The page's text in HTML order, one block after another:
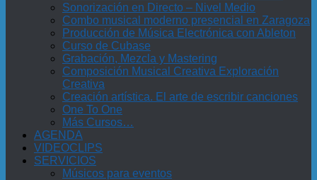
Sonorización en Directo – Nivel Medio
Combo musical moderno presencial en Zaragoza
Producción de Música Electrónica con Ableton
Curso de Cubase
Grabación, Mezcla y Mastering
Composición Musical Creativa Exploración
Creativa
Creación artística. El arte de escribir canciones
One To One
Más Cursos…
AGENDA
VIDEOCLIPS
SERVICIOS
Músicos para eventos